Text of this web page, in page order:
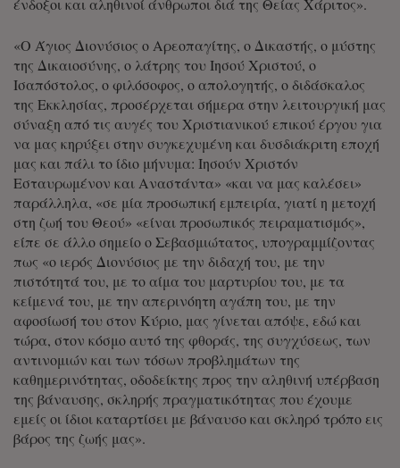
ένδοξοι και αληθινοί άνθρωποι διά της Θείας Χάριτος».
«Ο Άγιος Διονύσιος ο Αρεοπαγίτης, ο Δικαστής, ο μύστης
της Δικαιοσύνης, ο λάτρης του Ιησού Χριστού, ο
Ισαπόστολος, ο φιλόσοφος, ο απολογητής, ο διδάσκαλος
της Εκκλησίας, προσέρχεται σήμερα στην λειτουργική μας
σύναξη από τις αυγές του Χριστιανικού επικού έργου για
να μας κηρύξει στην συγκεχυμένη και δυσδιάκριτη εποχή
μας και πάλι το ίδιο μήνυμα: Ιησούν Χριστόν
Εσταυρωμένον και Αναστάντα» «και να μας καλέσει»
παράλληλα, «σε μία προσωπική εμπειρία, γιατί η μετοχή
στη ζωή του Θεού» «είναι προσωπικός πειραματισμός»,
είπε σε άλλο σημείο ο Σεβασμιώτατος, υπογραμμίζοντας
πως «ο ιερός Διονύσιος με την διδαχή του, με την
πιστότητά του, με το αίμα του μαρτυρίου του, με τα
κείμενά του, με την απερινόητη αγάπη του, με την
αφοσίωσή του στον Κύριο, μας γίνεται απόψε, εδώ και
τώρα, στον κόσμο αυτό της φθοράς, της συγχύσεως, των
αντινομιών και των τόσων προβλημάτων της
καθημερινότητας, οδοδείκτης προς την αληθινή υπέρβαση
της βάναυσης, σκληρής πραγματικότητας που έχουμε
εμείς οι ίδιοι καταρτίσει με βάναυσο και σκληρό τρόπο εις
βάρος της ζωής μας».